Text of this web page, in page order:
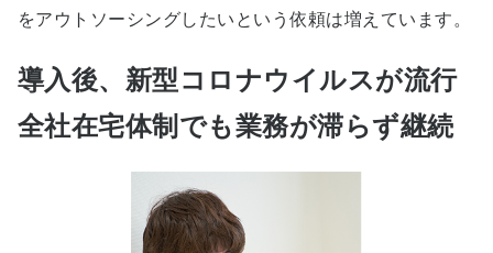
をアウトソーシングしたいという依頼は増えています。
導入後、新型コロナウイルスが流行
全社在宅体制でも業務が滞らず継続